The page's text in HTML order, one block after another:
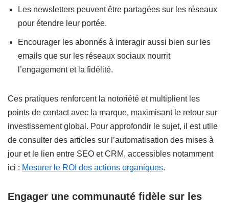
Les newsletters peuvent être partagées sur les réseaux
pour étendre leur portée.
Encourager les abonnés à interagir aussi bien sur les
emails que sur les réseaux sociaux nourrit
l’engagement et la fidélité.
Ces pratiques renforcent la notoriété et multiplient les
points de contact avec la marque, maximisant le retour sur
investissement global. Pour approfondir le sujet, il est utile
de consulter des articles sur l’automatisation des mises à
jour et le lien entre SEO et CRM, accessibles notamment
ici : Mesurer le ROI des actions organiques.
Engager une communauté fidèle sur les